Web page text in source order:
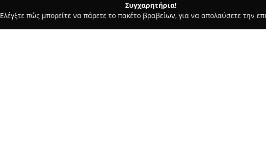
Συγχαρητήρια!
Ελέγξτε πώς μπορείτε να πάρετε το πακέτο βραβείων, για να απολαύσετε την